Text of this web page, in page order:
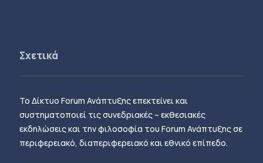
Σχετικά
Το Δίκτυο Forum Ανάπτυξης επεκτείνει και
συστηματοποιεί τις συνεδριακές – εκθεσιακές
εκδηλώσεις και την φιλοσοφία του Forum Ανάπτυξης σε
περιφερειακό, διαπεριφερειακό και εθνικό επίπεδο.